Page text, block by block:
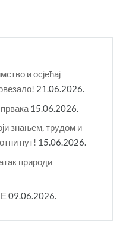
и осјећај
21.06.2026.
15.06.2026.
знањем, трудом и
пут! 15.06.2026.
природи
09.06.2026.